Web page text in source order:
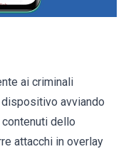
ai criminali
avviando
dello
attacchi in overlay